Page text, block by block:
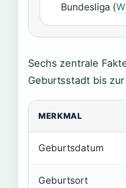
Bundesliga (
Sechs zentrale
Geburtsstadt bis
MERKMAL
Geburtsdatum
Geburtsort